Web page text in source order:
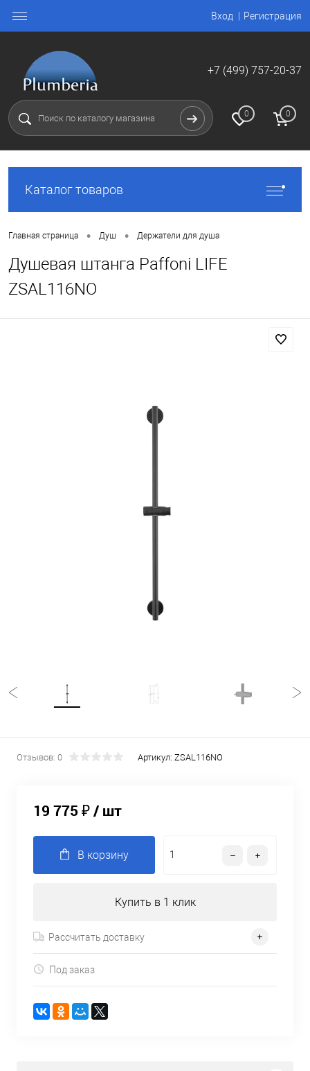
Вход Регистрация
+7 (499) 757-20-37
0 0
Каталог товаров
Главная страница • Душ • Держатели для душа
Душевая штанга Paffoni LIFE
ZSAL116NO
Отзывов: 0 Артикул: ZSAL116NO
19 775 ₽/ шт
В корзину
Купить в 1 клик
Рассчитать доставку
Под заказ